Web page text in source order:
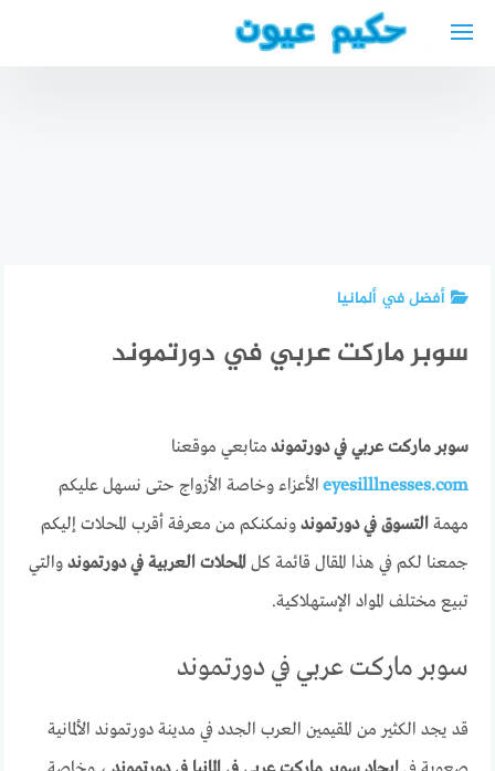
أفضل في ألمانيا
سوبر ماركت عربي في دورتموند
سوبر ماركت عربي في دورتموند متابعي موقعنا
eyesilllnesses.com الأعزاء وخاصة الأزواج حتى نسهل عليكم
مهمةالتسوق في دورتموند ونمكنكم من معرفة أقرب المحلات إليكم
جمعنا لكم في هذا المقال قائمة كلالمحلات العربية في دورتموند والتي
تبيع مختلف المواد الإستهلاكية.
سوبر ماركت عربي في دورتموند
قد يجد الكثير من المقيمين العرب الجدد في مدينة دورتموند الألمانية